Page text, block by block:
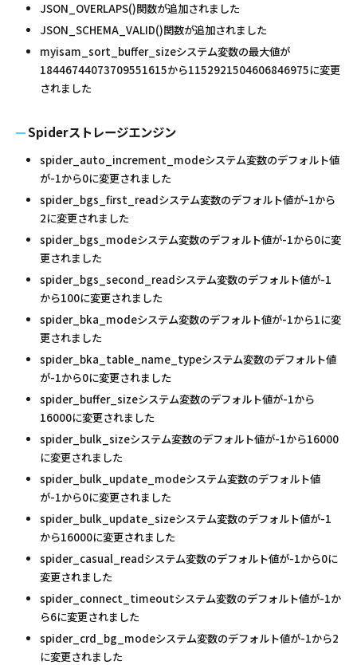
JSON_OVERLAPS()関数が追加されました
JSON_SCHEMA_VALID()関数が追加されました
myisam_sort_buffer_sizeシステム変数の最大値が
18446744073709551615から1152921504606846975に変更
されました
Spiderストレージエンジン
spider_auto_increment_modeシステム変数のデフォルト値
が-1から0に変更されました
spider_bgs_first_readシステム変数のデフォルト値が-1から
2に変更されました
spider_bgs_modeシステム変数のデフォルト値が-1から0に変
更されました
spider_bgs_second_readシステム変数のデフォルト値が-1
から100に変更されました
spider_bka_modeシステム変数のデフォルト値が-1から1に変
更されました
spider_bka_table_name_typeシステム変数のデフォルト値
が-1から0に変更されました
spider_buffer_sizeシステム変数のデフォルト値が-1から
16000に変更されました
spider_bulk_sizeシステム変数のデフォルト値が-1から16000
に変更されました
spider_bulk_update_modeシステム変数のデフォルト値
が-1から0に変更されました
spider_bulk_update_sizeシステム変数のデフォルト値が-1
から16000に変更されました
spider_casual_readシステム変数のデフォルト値が-1から0に
変更されました
spider_connect_timeoutシステム変数のデフォルト値が-1か
ら6に変更されました
spider_crd_bg_modeシステム変数のデフォルト値が-1から2
に変更されました